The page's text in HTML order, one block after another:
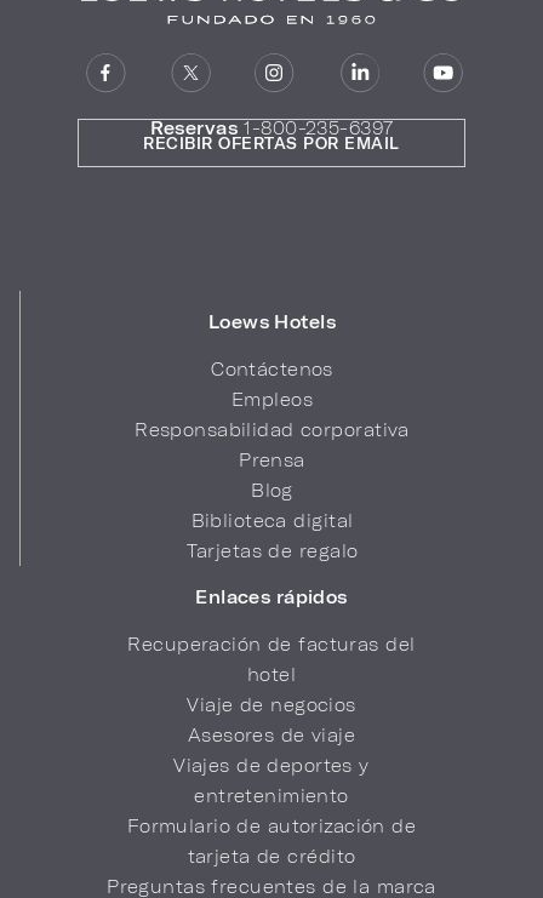
Reservas 1-800-235-6397
Loews Hotels
Contáctenos
Empleos
Responsabilidad corporativa
Prensa
Blog
Biblioteca digital
Tarjetas de regalo
Enlaces rápidos
Recuperación de facturas del
hotel
Viaje de negocios
Asesores de viaje
Viajes de deportes y
entretenimiento
Formulario de autorización de
tarjeta de crédito
Preguntas frecuentes de la marca
RECIBIR OFERTAS POR EMAIL